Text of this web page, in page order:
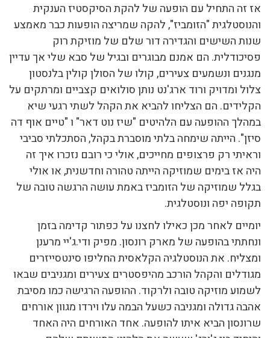
אז זה התחיל עם הופעה של להקת הסיקסטיז הענקית
והנוסטלגית "הזומביז", להקה שמריצה הופעות כבר מאמצע
שנות השישים והגדירה דור שלם של מוזיקת רוק
פסיכודלית. הם אמנם מבוגרים ובגיל של סבא שלי אך עדיין
מנגנים ונשמעים צעירים, קולו של הסולן קולין בלנסטון
צלול ומדויק ורוד ארג'נט נותן סולואים קצביים ומרתקים על
הקלידים. הם הצליחו להביא את הקהל לשתי רגעי שיא
במהלך ההופעה עם הלהיטים "שיז נוט דאר" ו "טיים אוף דה
סיזן". הייתה שימחה בלתי מוסברת בקהל, הסתכלתי סביבי
וראיתי רק פרצופים מחייכים, אולי כי רובם נזכרו איך זה
היה אז בימים שמוזיקה הייתה טהורה וחדשנית, או אולי
בגלל שמוזיקה של הזומביז באמת עושה הרגשה טובה של
תקופה יפה ונוסטלגית.
יומיים לאחר מכן כאילו לחצנו על כפתור קדימה בזמן
ונחתתי בהופעה של מארק רונסון. מפיק ודי.ג'יי מרענן
ומצליח. את הנוסטלגיה הקלאסית החליפו סינטסייזרים
מגודלים והקהל הורכב מהיפסטרים צעירים ומגניבים שבאו
לשמוע מוזיקה טובה ולרקוד. ההופעה הרגישה כמו מסיבת
אהבה גדולה ומגניבה כשעל הבמה עלו וירדו מגוון אורחים
שרונסון הביא איתו להופעה. אחד האורחים היה האחד